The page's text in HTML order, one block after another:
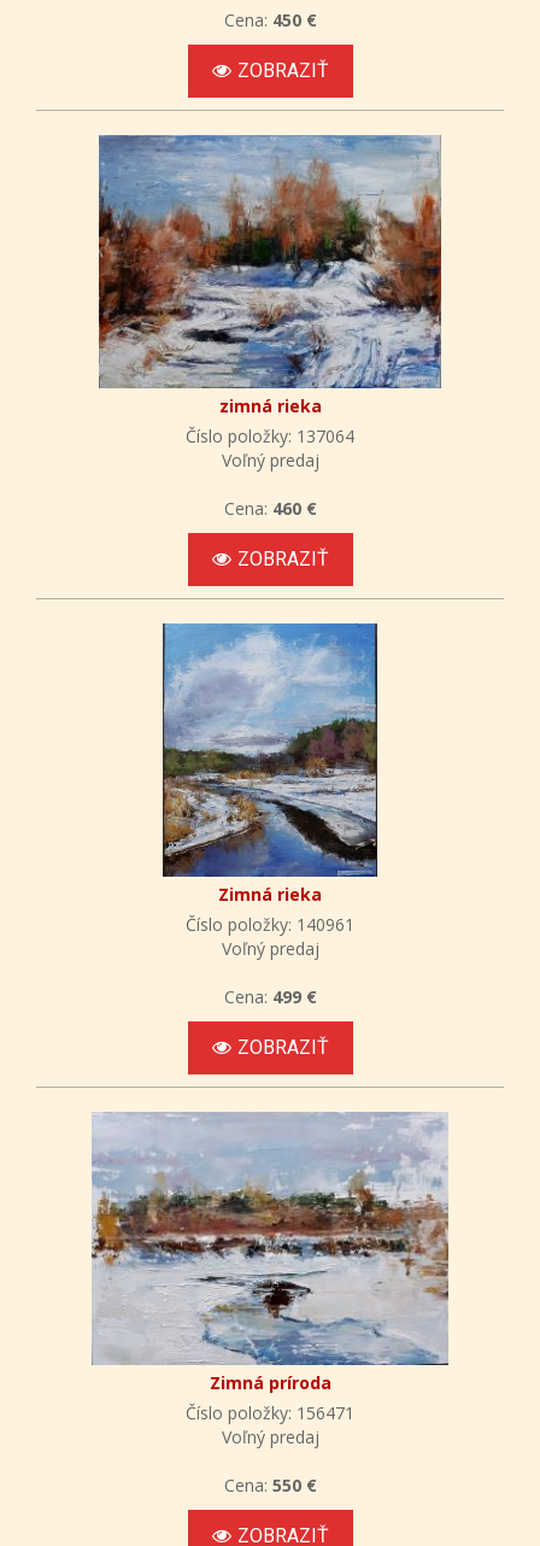
Cena: 450 €
ZOBRAZIŤ
zimná rieka
Číslo položky: 137064
Voľný predaj
Cena: 460 €
ZOBRAZIŤ
Zimná rieka
Číslo položky: 140961
Voľný predaj
Cena: 499 €
ZOBRAZIŤ
Zimná príroda
Číslo položky: 156471
Voľný predaj
Cena: 550 €
ZOBRAZIŤ